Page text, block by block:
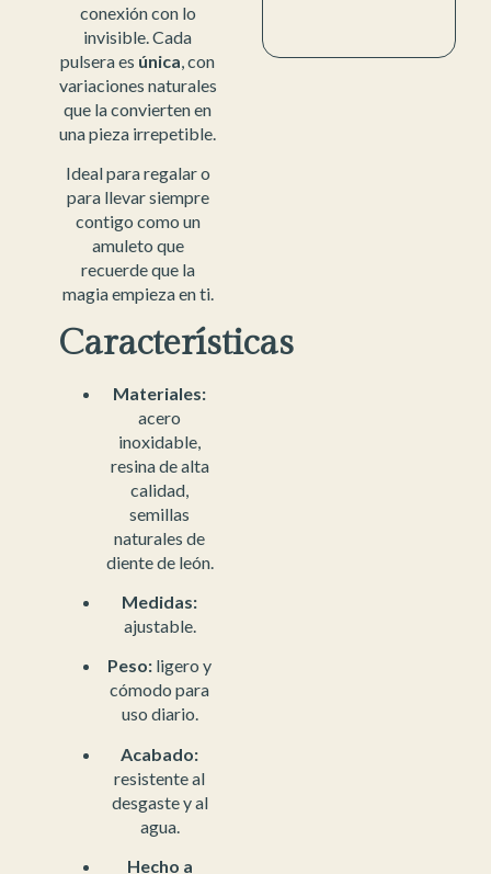
conexión con lo
invisible. Cada
pulsera es única, con
variaciones naturales
que la convierten en
una pieza irrepetible.
Ideal para regalar o
para llevar siempre
contigo como un
amuleto que
recuerde que la
magia empieza en ti.
Características
Materiales:
acero
inoxidable,
resina de alta
calidad,
semillas
naturales de
diente de león.
Medidas:
ajustable.
Peso: ligero y
cómodo para
uso diario.
Acabado:
resistente al
desgaste y al
agua.
Hecho a